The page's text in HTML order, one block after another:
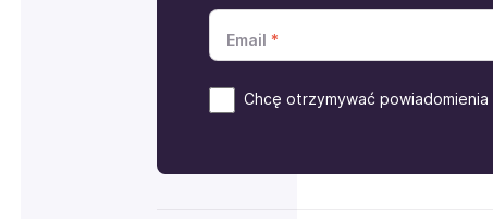
Email
Chcę otrzymywać